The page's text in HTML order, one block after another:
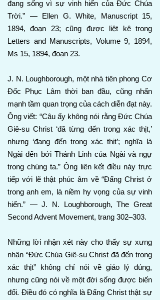
đang sống vì sự vinh hiển của Đức Chúa
Trời.” — Ellen G. White, Manuscript 15,
1894, đoạn 23; cũng được liệt kê trong
Letters and Manuscripts, Volume 9, 1894,
Ms 15, 1894, đoạn 23.
J. N. Loughborough, một nhà tiên phong Cơ
Đốc Phục Lâm thời ban đầu, cũng nhấn
mạnh tầm quan trọng của cách diễn đạt này.
Ông viết: “Câu ấy không nói rằng Đức Chúa
Giê-su Christ ‘đã từng đến trong xác thịt,’
nhưng ‘đang đến trong xác thịt’; nghĩa là
Ngài đến bởi Thánh Linh của Ngài và ngự
trong chúng ta.” Ông liên kết điều này trực
tiếp với lẽ thật phúc âm về “Đấng Christ ở
trong anh em, là niềm hy vọng của sự vinh
hiển.” — J. N. Loughborough, The Great
Second Advent Movement, trang 302–303.
Những lời nhận xét này cho thấy sự xưng
nhận “Đức Chúa Giê-su Christ đã đến trong
xác thịt” không chỉ nói về giáo lý đúng,
nhưng cũng nói về một đời sống được biến
đổi. Điều đó có nghĩa là Đấng Christ thật sự